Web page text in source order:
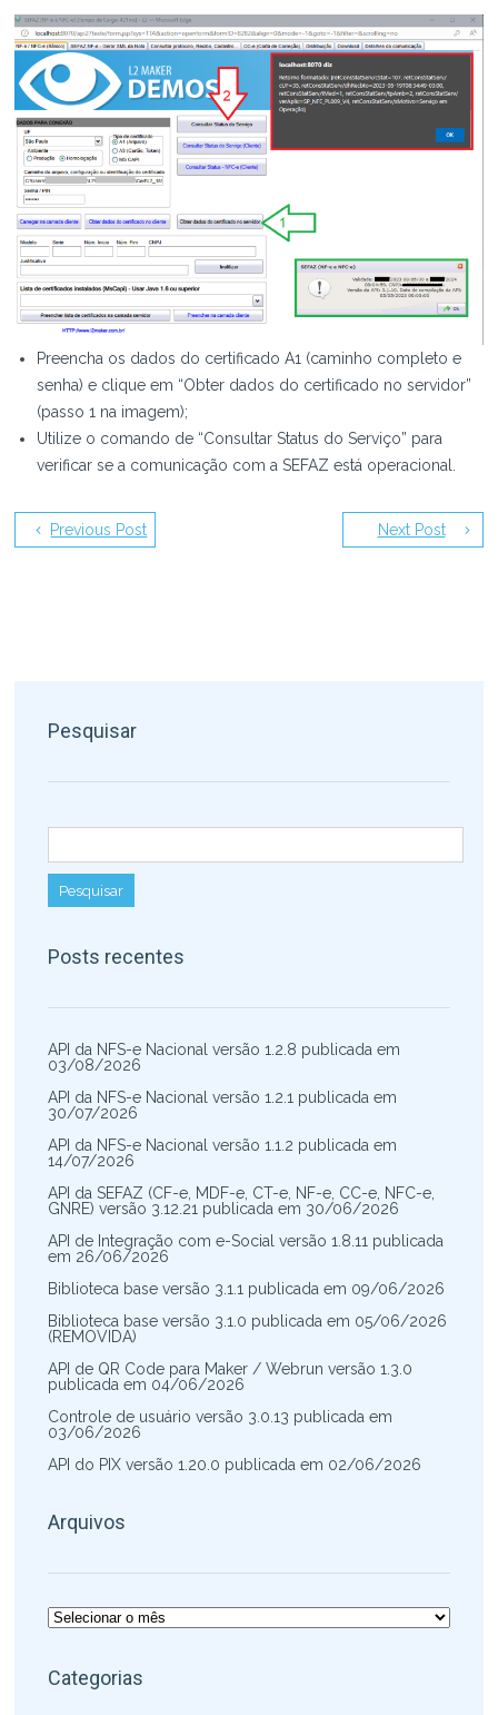
Preencha os dados do certificado A1 (caminho completo e
senha) e clique em “Obter dados do certificado no servidor”
(passo 1 na imagem);
Utilize o comando de “Consultar Status do Serviço” para
verificar se a comunicação com a SEFAZ está operacional.
Next Post
Previous Post
Pesquisar
Posts recentes
API da NFS-e Nacional versão 1.2.8 publicada em
03/08/2026
API da NFS-e Nacional versão 1.2.1 publicada em
30/07/2026
API da NFS-e Nacional versão 1.1.2 publicada em
14/07/2026
API da SEFAZ (CF-e, MDF-e, CT-e, NF-e, CC-e, NFC-e,
GNRE) versão 3.12.21 publicada em 30/06/2026
API de Integração com e-Social versão 1.8.11 publicada
em 26/06/2026
Biblioteca base versão 3.1.1 publicada em 09/06/2026
Biblioteca base versão 3.1.0 publicada em 05/06/2026
(REMOVIDA)
API de QR Code para Maker / Webrun versão 1.3.0
publicada em 04/06/2026
Controle de usuário versão 3.0.13 publicada em
03/06/2026
API do PIX versão 1.20.0 publicada em 02/06/2026
Arquivos
Arquivos
Categorias